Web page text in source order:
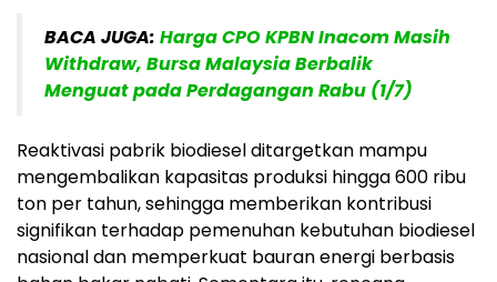
BACA JUGA: Harga CPO KPBN Inacom Masih
Withdraw, Bursa Malaysia Berbalik
Menguat pada Perdagangan Rabu (1/7)
Reaktivasi pabrik biodiesel ditargetkan mampu
mengembalikan kapasitas produksi hingga 600 ribu
ton per tahun, sehingga memberikan kontribusi
signifikan terhadap pemenuhan kebutuhan biodiesel
nasional dan memperkuat bauran energi berbasis